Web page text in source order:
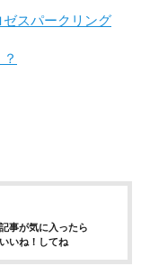
スパークリング
事が気に入ったら
いいね！してね